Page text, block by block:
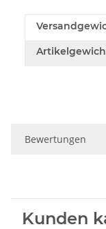
Bewertungen
Kunden